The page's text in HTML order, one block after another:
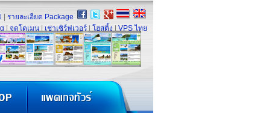
รายละเอียด Package
จดโดเมน เช่าเซิร์ฟเวอร์ โฮสติ้ง VPS ไทย